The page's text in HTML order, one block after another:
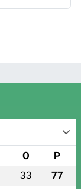
O P
33 77